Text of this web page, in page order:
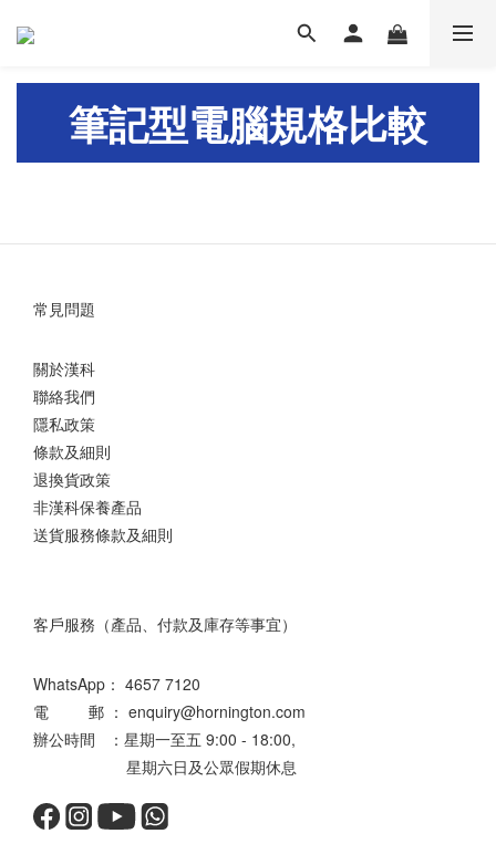
筆記型電腦規格比較
常見問題
關於漢科
聯絡我們
隱私政策
條款及細則
退換貨政策
非漢科保養產品
送貨服務條款及細則
客戶服務（產品、付款及庫存等事宜）
WhatsApp： 4657 7120
電 郵 ： enquiry@hornington.com
辦公時間 ：星期一至五 9:00 - 18:00,
星期六日及公眾假期休息